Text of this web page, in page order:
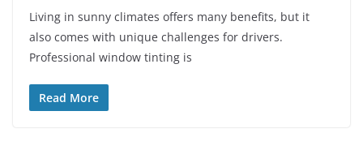
Living in sunny climates offers many benefits, but it
also comes with unique challenges for drivers.
Professional window tinting is
Read More